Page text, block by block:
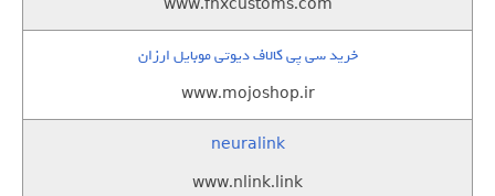
خرید سی پی کالاف دیوتی موبایل ارزان
www.mojoshop.ir
neuralink
www.nlink.link